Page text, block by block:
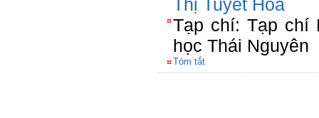
Thị Tuyết Hoa
Tạp chí: Tạp chí
học Thái Nguyên
Tóm tắt